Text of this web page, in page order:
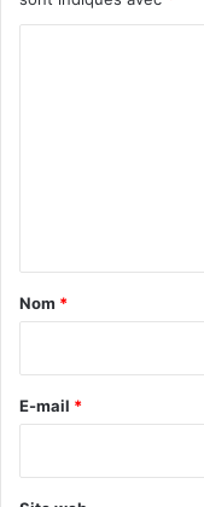
a
e
Nom *
E-mail *